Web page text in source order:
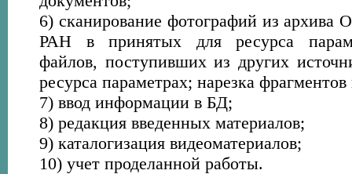
6) сканирование фотографий из
РАН в принятых для ресурса
файлов, поступивших из других
ресурса параметрах; нарезка
7) ввод информации в БД;
8) редакция введенных материалов;
9) каталогизация видеоматериалов;
10) учет проделанной работы.